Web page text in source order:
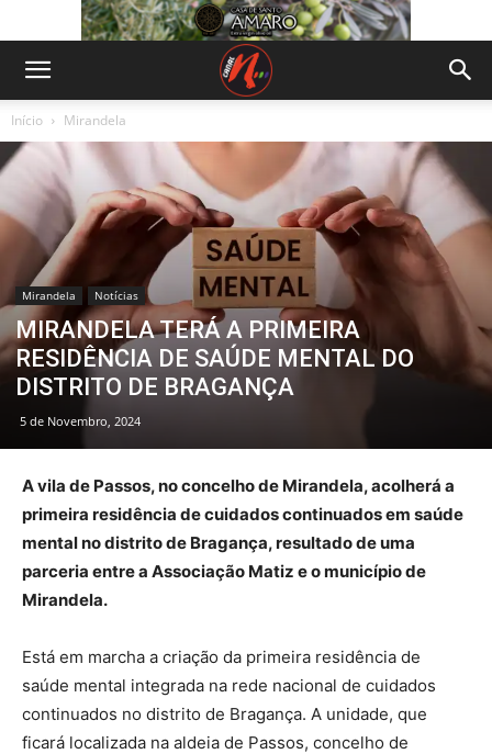
Início Mirandela
Mirandela Notícias
MIRANDELA TERÁ A PRIMEIRA
RESIDÊNCIA DE SAÚDE MENTAL DO
DISTRITO DE BRAGANÇA
5 de Novembro, 2024
A vila de Passos, no concelho de Mirandela, acolherá a
primeira residência de cuidados continuados em saúde
mental no distrito de Bragança, resultado de uma
parceria entre a Associação Matiz e o município de
Mirandela.
Está em marcha a criação da primeira residência de
saúde mental integrada na rede nacional de cuidados
continuados no distrito de Bragança. A unidade, que
ficará localizada na aldeia de Passos, concelho de